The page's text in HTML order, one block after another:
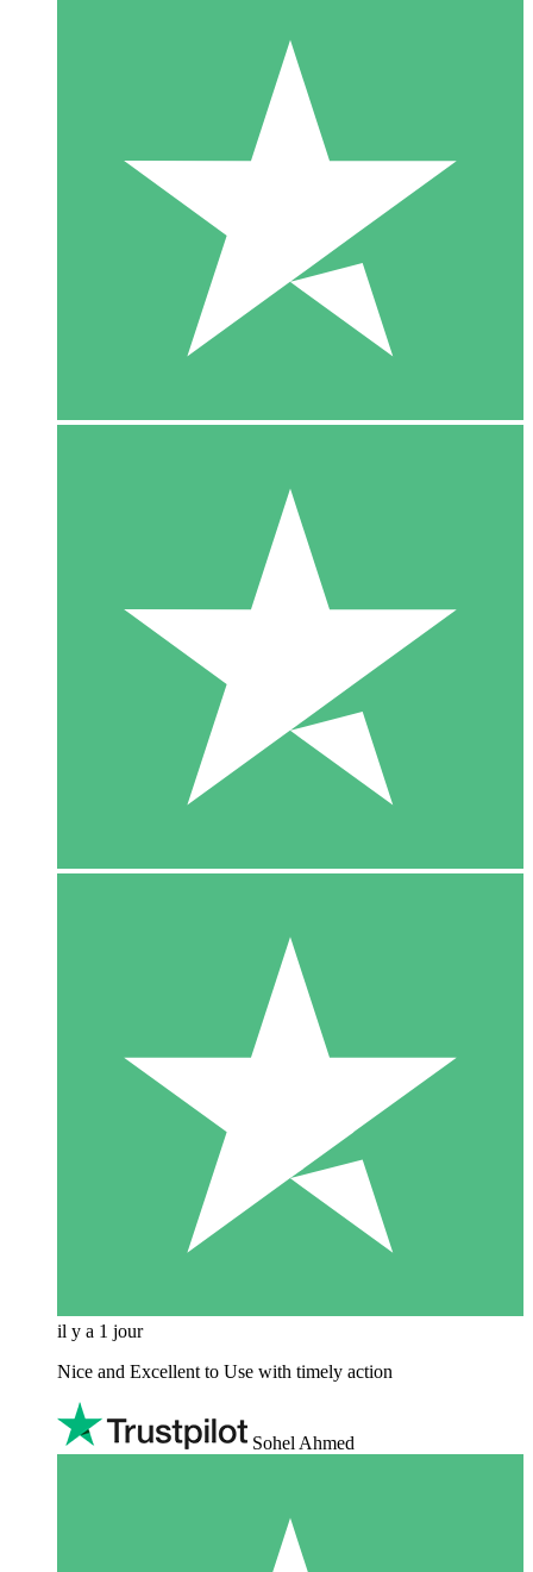
il y a 1 jour
Nice and Excellent to Use with timely action
Sohel Ahmed